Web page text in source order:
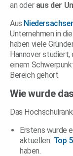
an oder aus der
Aus
Unternehmen in die
haben viele
Hannover
einem
Bereich gehört.
Wie wurde
Das
Erstens wurde
aktuellen Top
haben.